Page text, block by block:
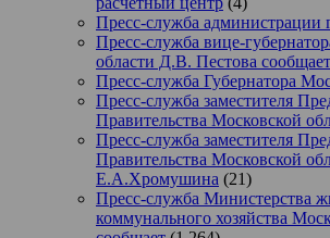
Пресс-служба администрации
Пресс-служба вице-
области Д.В. Пестова сообщает
Пресс-служба Губернатора
Пресс-служба заместителя
Правительства Московской
Пресс-служба заместителя
Правительства Московской
Е.А.Хромушина (21)
Пресс-служба Министерства
коммунального хозяйства